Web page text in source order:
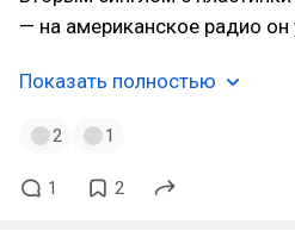
— на американское радио
Показать полностью
2 1
1 2